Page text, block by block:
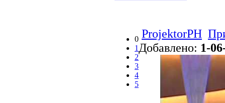
0
1
2
3
4
5
ProjektorPH
Добавлено: 1-